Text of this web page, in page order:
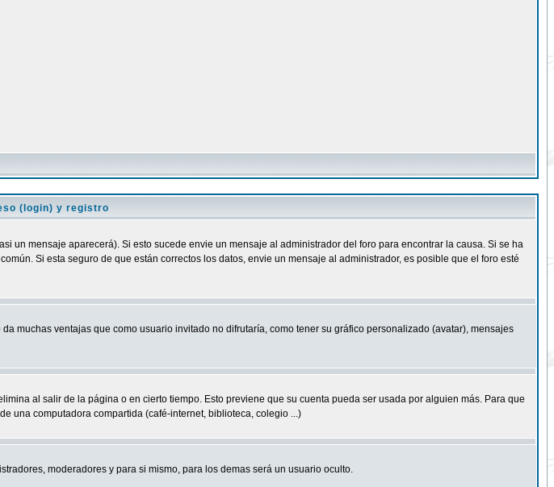
(login) y registro
un mensaje aparecerá). Si esto sucede envie un mensaje al administrador del foro para encontrar la causa. Si se ha
Si esta seguro de que están correctos los datos, envie un mensaje al administrador, es posible que el foro esté
muchas ventajas que como usuario invitado no difrutaría, como tener su gráfico personalizado (avatar), mensajes
al salir de la página o en cierto tiempo. Esto previene que su cuenta pueda ser usada por alguien más. Para que
una computadora compartida (café-internet, biblioteca, colegio ...)
moderadores y para si mismo, para los demas será un usuario oculto.